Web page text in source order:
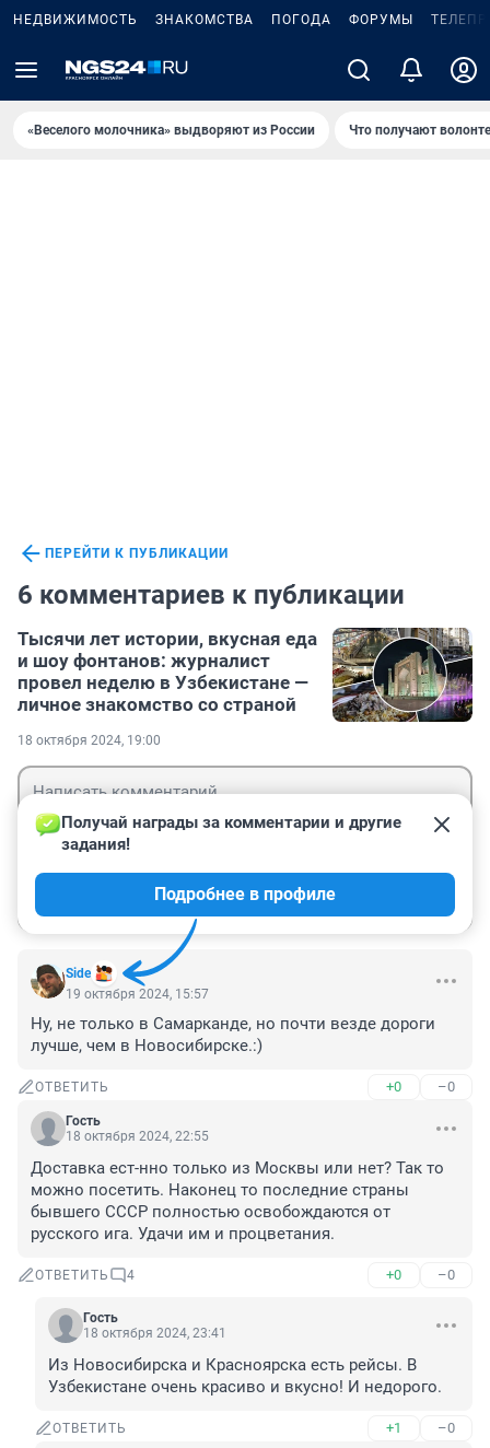
НЕДВИЖИМОСТЬ ЗНАКОМСТВА ПОГОДА ФОРУМЫ
«Веселого молочника» выдворяют из России Что получают
ПЕРЕЙТИ К ПУБЛИКАЦИИ
6 комментариев к публикации
Тысячи лет истории, вкусная еда
и шоу фонтанов: журналист
провел неделю в Узбекистане —
личное знакомство со страной
18 октября 2024, 19:00
Side
Получай награды за комментарии и другие
задания!
Подробнее в профиле
19 октября 2024, 15:57
Ну, не только в Самарканде, но почти везде дороги
лучше, чем в Новосибирске.:)
ОТВЕТИТЬ +0 –0
Гость
18 октября 2024, 22:55
Доставка ест-нно только из Москвы или нет? Так то
можно посетить. Наконец то последние страны
бывшего СССР полностью освобождаются от
русского ига. Удачи им и процветания.
ОТВЕТИТЬ 4 +0 –0
Гость
18 октября 2024, 23:41
Из Новосибирска и Красноярска есть рейсы. В
Узбекистане очень красиво и вкусно! И недорого.
ОТВЕТИТЬ +1 –0